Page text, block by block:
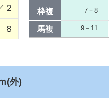
２
８
枠複 7－8
馬複 9－11
(外)